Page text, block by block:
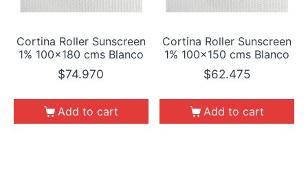
Cortina Roller Sunscreen
1% 100×180 cms Blanco
$74.970
Add to cart
Cortina Roller Sunscreen
1% 100×150 cms Blanco
$62.475
Add to cart